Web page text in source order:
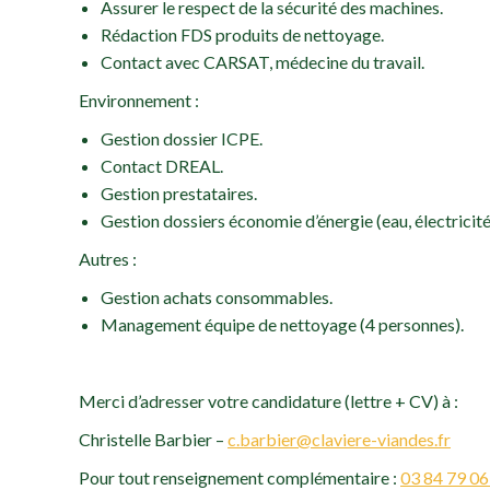
Assurer le respect de la sécurité des machines.
Rédaction FDS produits de nettoyage.
Contact avec CARSAT, médecine du travail.
Environnement :
Gestion dossier ICPE.
Contact DREAL.
Gestion prestataires.
Gestion dossiers économie d’énergie (eau,
Autres :
Gestion achats consommables.
Management équipe de nettoyage (4 personnes).
Merci d’adresser votre candidature (lettre + CV) à :
Christelle Barbier – c.barbier@claviere-viandes.fr
Pour tout renseignement complémentaire : 03 84 79